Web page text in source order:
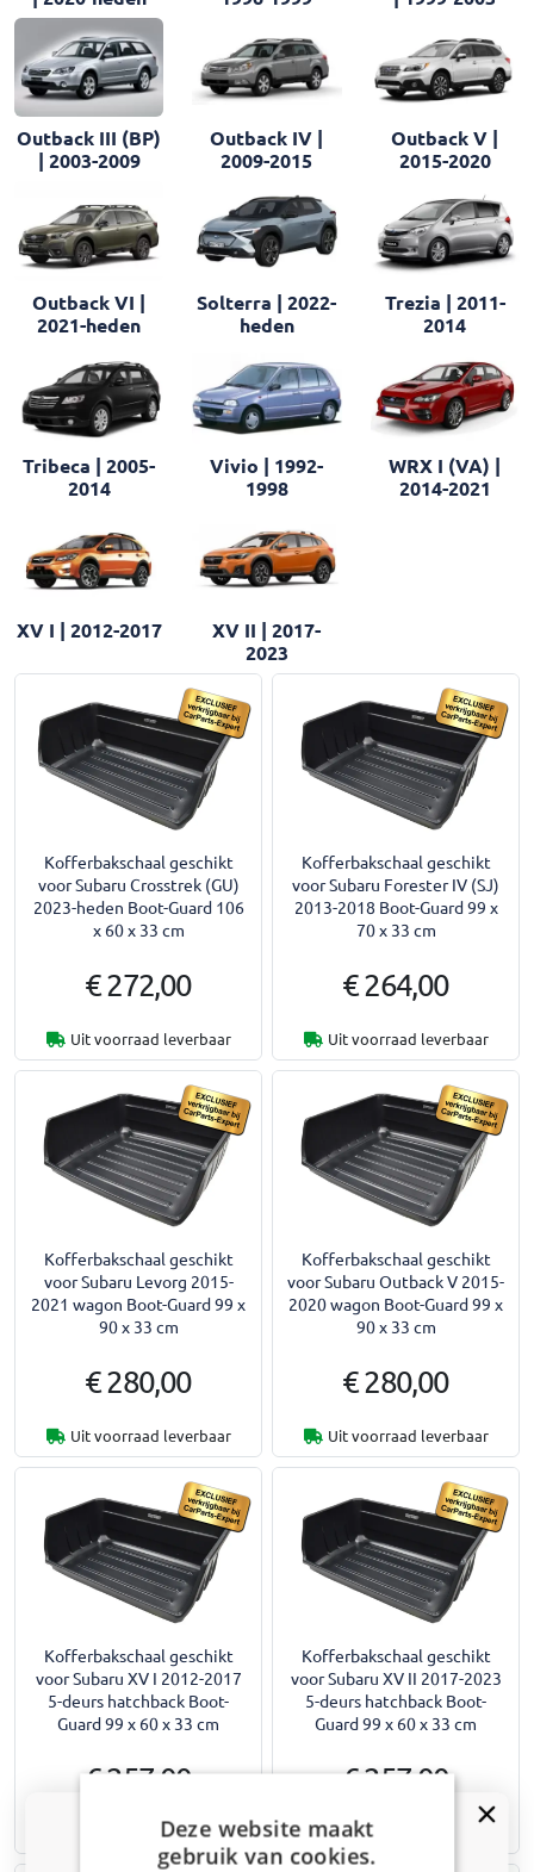
Outback III (BP)
| 2003-2009
Outback IV |
2009-2015
Outback V |
2015-2020
Outback VI |
2021-heden
Solterra | 2022-
heden
Trezia | 2011-
2014
Tribeca | 2005-
2014
Vivio | 1992-
1998
WRX I (VA) |
2014-2021
XV I | 2012-2017
XV II | 2017-
2023
Kofferbakschaal geschikt
voor Subaru Crosstrek (GU)
2023-heden Boot-Guard 106
x 60 x 33 cm
€ 272,00
Uit voorraad leverbaar
Kofferbakschaal geschikt
voor Subaru Forester IV (SJ)
2013-2018 Boot-Guard 99 x
70 x 33 cm
€ 264,00
Uit voorraad leverbaar
Kofferbakschaal geschikt
voor Subaru Levorg 2015-
2021 wagon Boot-Guard 99 x
90 x 33 cm
€ 280,00
Uit voorraad leverbaar
Kofferbakschaal geschikt
voor Subaru Outback V 2015-
2020 wagon Boot-Guard 99 x
90 x 33 cm
€ 280,00
Uit voorraad leverbaar
Kofferbakschaal geschikt
voor Subaru XV I 2012-2017
5-deurs hatchback Boot-
Guard 99 x 60 x 33 cm
€ 257,00
Uit voorraad leverbaar
Kofferbakschaal geschikt
voor Subaru XV II 2017-2023
5-deurs hatchback Boot-
Guard 99 x 60 x 33 cm
€ 257,00
Uit voorraad leverbaar
Deze website maakt
gebruik van cookies.